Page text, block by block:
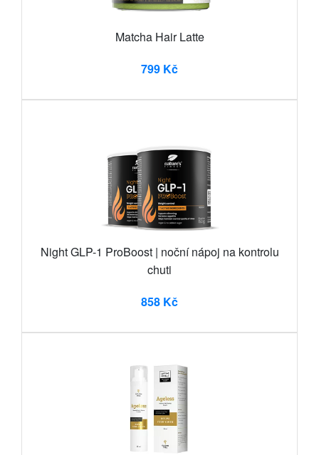
Matcha Hair Latte
799 Kč
Night GLP-1 ProBoost | noční nápoj na kontrolu
chuti
858 Kč